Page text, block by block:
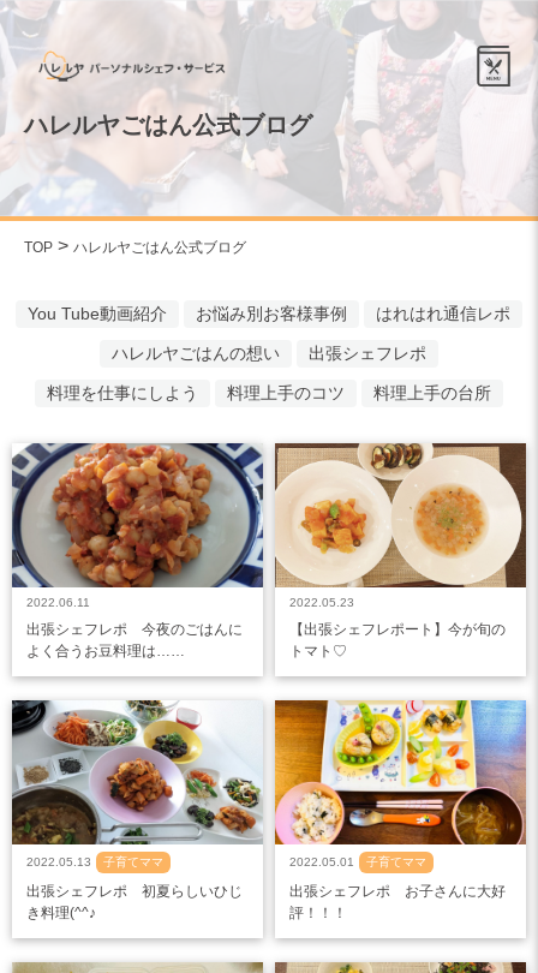
ハレルヤごはん公式ブログ
TOP ハレルヤごはん公式ブログ
You Tube動画紹介 お悩み別お客様事例 はれはれ通信レポ
ハレルヤごはんの想い 出張シェフレポ
料理を仕事にしよう 料理上手のコツ 料理上手の台所
出張シェフレポ 今夜のごはんに
よく合うお豆料理は……
2022.06.11
【出張シェフレポート】今が旬の
トマト♡
2022.05.23
出張シェフレポ 初夏らしいひじ
き料理(^^♪
2022.05.13 子育てママ
出張シェフレポ お子さんに大好
評！！！
2022.05.01 子育てママ